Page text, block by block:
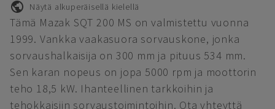
Näytä alkuperäisellä kielellä
Tämä Mazak SQT 200 MS on valmistettu vuonna
1999. Vankka vaakasuora sorvauskone, jonka
sorvaushalkaisija on 300 mm ja pituus 534 mm.
Sen karan nopeus on jopa 5000 rpm ja moottorin
teho 18,5 kW. Ihanteellinen tarkkoihin ja
tehokkaisiin sorvaustoimintoihin. Ota yhteyttä